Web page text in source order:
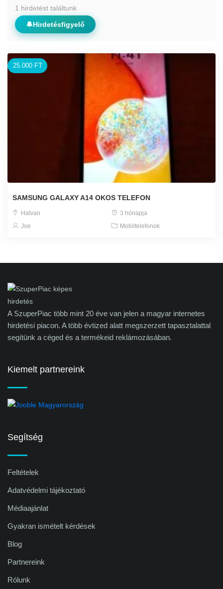
1 hirdetést találtunk
🔔Hirdetésfigyelő
25.000 FT
SAMSUNG GALAXY A14 OKOS TELEFON
Hatvan
3 hónapja
Joe
Mobiltelefonok
A SzuperPiac több mint 20 éve van jelen a magyar internetes
hirdetési piacon. A több évtized alatt megszerzett tapasztalattal
segítünk a céged és a termékeid reklámozásában.
Kiemelt partnereink
Segítség
Feltételek
Adatvédelmi tájékoztató
Médiaajánlat
Gyakran ismételt kérdések
Blog
Partnereink
Rólunk